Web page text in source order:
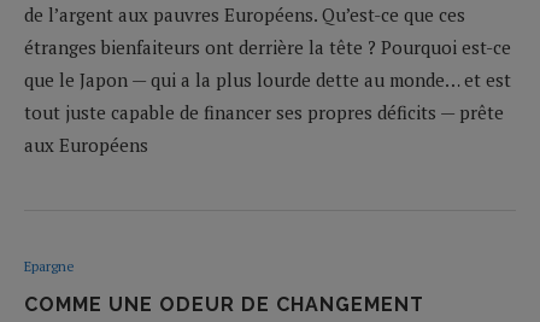
de l’argent aux pauvres Européens. Qu’est-ce que ces
étranges bienfaiteurs ont derrière la tête ? Pourquoi est-ce
que le Japon — qui a la plus lourde dette au monde… et est
tout juste capable de financer ses propres déficits — prête
aux Européens
Epargne
COMME UNE ODEUR DE CHANGEMENT